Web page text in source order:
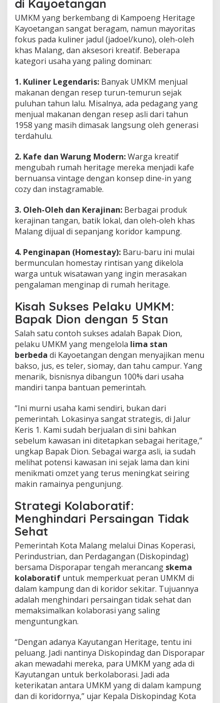
di Kayoetangan
UMKM yang berkembang di Kampoeng Heritage
Kayoetangan sangat beragam, namun mayoritas
fokus pada kuliner jadul (jadoel/kuno), oleh-oleh
khas Malang, dan aksesori kreatif. Beberapa
kategori usaha yang paling dominan:
1. Kuliner Legendaris: Banyak UMKM menjual
makanan dengan resep turun-temurun sejak
puluhan tahun lalu. Misalnya, ada pedagang yang
menjual makanan dengan resep asli dari tahun
1958 yang masih dimasak langsung oleh generasi
terdahulu.
2. Kafe dan Warung Modern:Warga kreatif
mengubah rumah heritage mereka menjadi kafe
bernuansa vintage dengan konsep dine-in yang
cozy dan instagramable.
3. Oleh-Oleh dan Kerajinan: Berbagai produk
kerajinan tangan, batik lokal, dan oleh-oleh khas
Malang dijual di sepanjang koridor kampung.
4. Penginapan (Homestay): Baru-baru ini mulai
bermunculan homestay rintisan yang dikelola
warga untuk wisatawan yang ingin merasakan
pengalaman menginap di rumah heritage.
Kisah Sukses Pelaku UMKM:
Bapak Dion dengan 5 Stan
Salah satu contoh sukses adalah Bapak Dion,
pelaku UMKM yang mengelola lima stan
berbeda di Kayoetangan dengan menyajikan menu
bakso, jus, es teler, siomay, dan tahu campur. Yang
menarik, bisnisnya dibangun 100% dari usaha
mandiri tanpa bantuan pemerintah.
“Ini murni usaha kami sendiri, bukan dari
pemerintah. Lokasinya sangat strategis, di Jalur
Keris 1. Kami sudah berjualan di sini bahkan
sebelum kawasan ini ditetapkan sebagai heritage,”
ungkap Bapak Dion. Sebagai warga asli, ia sudah
melihat potensi kawasan ini sejak lama dan kini
menikmati omzet yang terus meningkat seiring
makin ramainya pengunjung.
Strategi Kolaboratif:
Menghindari Persaingan Tidak
Sehat
Pemerintah Kota Malang melalui Dinas Koperasi,
Perindustrian, dan Perdagangan (Diskopindag)
bersama Disporapar tengah merancang skema
kolaboratif untuk memperkuat peran UMKM di
dalam kampung dan di koridor sekitar. Tujuannya
adalah menghindari persaingan tidak sehat dan
memaksimalkan kolaborasi yang saling
menguntungkan.
“Dengan adanya Kayutangan Heritage, tentu ini
peluang. Jadi nantinya Diskopindag dan Disporapar
akan mewadahi mereka, para UMKM yang ada di
Kayutangan untuk berkolaborasi. Jadi ada
keterikatan antara UMKM yang di dalam kampung
dan di koridornya,” ujar Kepala Diskopindag Kota